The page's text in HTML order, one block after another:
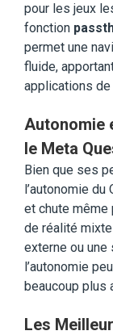
pour les jeux
fonction
permet une
fluide,
applications
Autonomie
le Meta
Bien que ses
l’autonomie
et chute même
de réalité
externe ou une
l’autonomie
beaucoup plus
Les